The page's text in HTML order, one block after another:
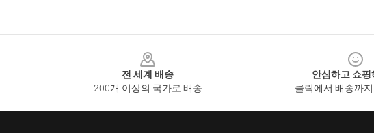
전 세계 배송
200개 이상의 국가로 배송
안심하고 쇼핑
클릭에서 배송까